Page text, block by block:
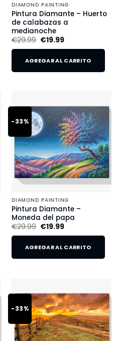
DIAMOND PAINTING
Pintura Diamante – Huerto
de calabazas a
medianoche
€29.99 €19.99
AGREGAR AL CARRITO
-33%
DIAMOND PAINTING
Pintura Diamante –
Moneda del papa
€29.99 €19.99
AGREGAR AL CARRITO
-33%